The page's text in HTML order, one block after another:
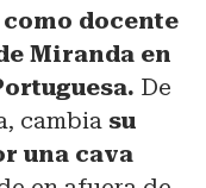
docente
Miranda en
De
cambia su
una cava